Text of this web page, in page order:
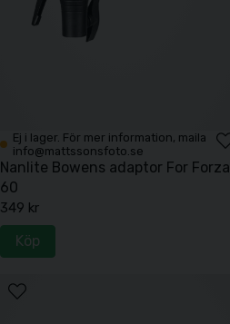
Ej i lager. För mer information, maila
info@mattssonsfoto.se
Nanlite Bowens adaptor For Forza
60
349 kr
Köp